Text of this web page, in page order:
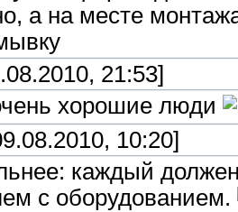
а на месте
21:53]
хорошие люди
10:20]
каждый
с оборудованием.